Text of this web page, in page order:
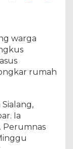
warga
rumah
Ia
Perumnas